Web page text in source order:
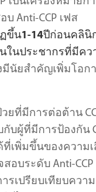
Anti-CCP เฟส
ฏขึ้น1-14ปีก่อนคลินิ
ในประชากรที่มีคว
งมีนัยสำคัญเพิ่มโอก
ยที่มีการต่อต้าน
บผู้ที่มีการป้องกัน
ที่เพิ่มขึ้นของความ
บระดับ Anti-CCP
รเปรียบเทียบควา